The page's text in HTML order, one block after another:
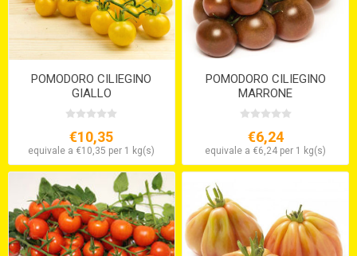
POMODORO CILIEGINO
GIALLO
€10,35
equivale a €10,35 per 1 kg(s)
POMODORO CILIEGINO
MARRONE
€6,24
equivale a €6,24 per 1 kg(s)